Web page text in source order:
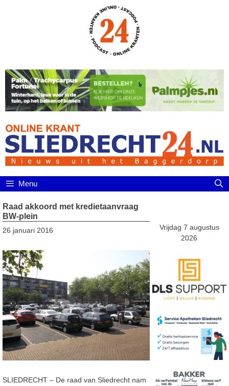
Menu
Raad akkoord met kredietaanvraag
BW-plein
26 januari 2016
SLIEDRECHT – De raad van Sliedrecht nam
Vrijdag 7 augustus
2026